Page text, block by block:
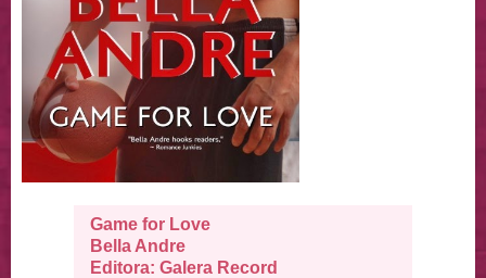
Game for Love
Bella Andre
Editora: Galera Record